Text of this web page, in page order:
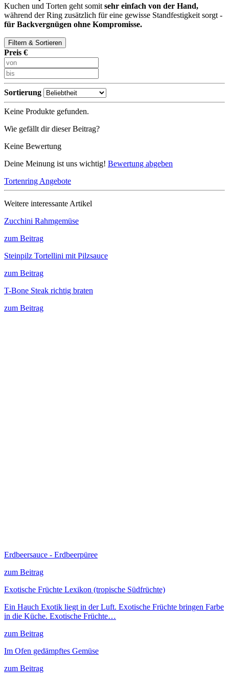
Kuchen und Torten geht somit sehr einfach von der Hand,
während der Ring zusätzlich für eine gewisse Standfestigkeit sorgt -
für Backvergnügen ohne Kompromisse.
Filtern & Sortieren
Preis €
Sortierung
Keine Produkte gefunden.
Wie gefällt dir dieser Beitrag?
Keine Bewertung
Deine Meinung ist uns wichtig! Bewertung abgeben
Tortenring Angebote
Weitere interessante Artikel
Zucchini Rahmgemüse
zum Beitrag
Steinpilz Tortellini mit Pilzsauce
zum Beitrag
T-Bone Steak richtig braten
zum Beitrag
Erdbeersauce - Erdbeerpüree
zum Beitrag
Exotische Früchte Lexikon (tropische Südfrüchte)
Ein Hauch Exotik liegt in der Luft. Exotische Früchte bringen Farbe
in die Küche. Exotische Früchte…
zum Beitrag
Im Ofen gedämpftes Gemüse
zum Beitrag